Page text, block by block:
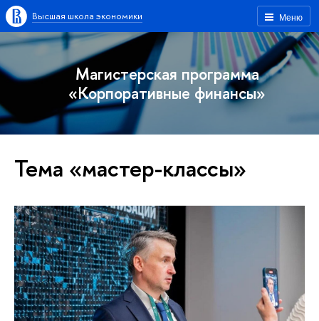
Меню
Высшая школа экономики
Магистерская программа
«Корпоративные финансы»
Тема «мастер-классы»